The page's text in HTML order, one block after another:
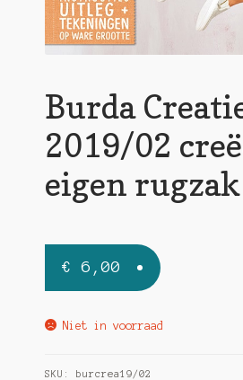
Burda
2019/02
eigen rugzak
€ 6,00
Niet in voorraad
SKU: burcrea19/02